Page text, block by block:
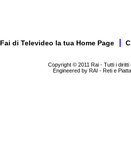
Fai di Televideo la tua Home Page
Copyright © 2011 Rai - Tutti i diritti
Engineered by RAI - Reti e